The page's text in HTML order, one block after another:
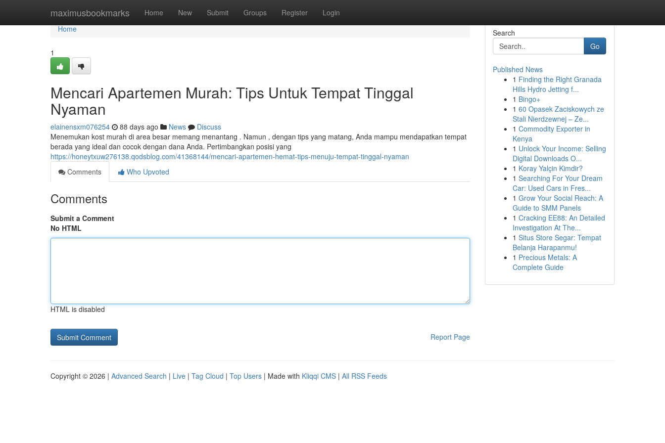
maximusbookmarks Home New Submit Groups Register Login
Home
Home
1
Mencari Apartemen Murah: Tips Untuk Tempat Tinggal
Nyaman
elainensxm076254 88 days ago News
Discuss
Menemukan kost murah di area besar memang menantang . Namun , dengan tips yang matang, Anda mampu mendapatkan tempat
berada yang ideal dan cocok dengan dana Anda. Pertimbangkan posisi yang
https://honeytxuw276138.qodsblog.com/41368144/mencari-apartemen-hemat-tips-menuju-tempat-tinggal-nyaman
Comments
Who Upvoted
Comments
Submit a Comment
No HTML
HTML is disabled
Report Page
Search
Go
Published News
1 Finding the Right Granada
Hills Hydro Jetting f...
1 Bingo+
1 60 Opasek Zaciskowych ze
Stali Nierdzewnej – Ze...
1 Commodity Exporter in
Kenya
1 Unlock Your Income: Selling
Digital Downloads O...
1 Koray Yalçin Kimdir?
1 Searching For Your Dream
Car: Used Cars in Fres...
1 Grow Your Social Reach: A
Guide to SMM Panels
1 Cracking EE88: An Detailed
Investigation At The...
1 Situs Store Segar: Tempat
Belanja Harapanmu!
1 Precious Metals: A
Complete Guide
Copyright © 2026 | Advanced Search | Live | Tag Cloud | Top Users | Made with Kliqqi CMS | All RSS Feeds